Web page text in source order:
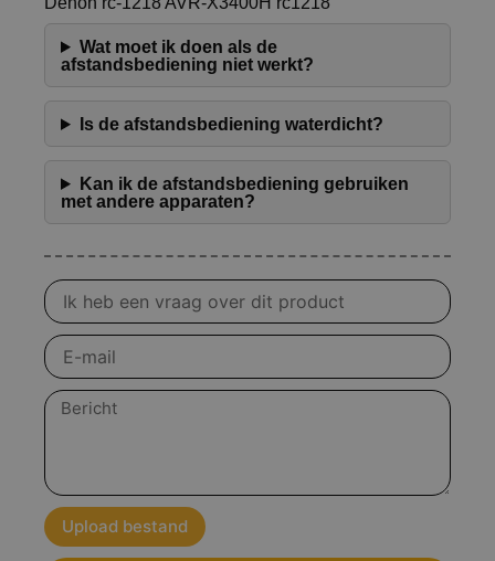
Wat moet ik doen als de
afstandsbediening niet werkt?
Is de afstandsbediening waterdicht?
Kan ik de afstandsbediening gebruiken
met andere apparaten?
Vraag
over
product
E-
mail
Bericht
Upload bestand